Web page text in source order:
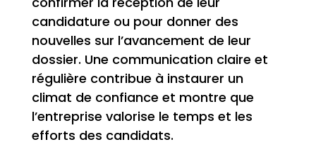
candidature ou pour donner des
nouvelles sur l’avancement de leur
dossier. Une communication claire et
régulière contribue à instaurer un
climat de confiance et montre que
l’entreprise valorise le temps et les
efforts des candidats.